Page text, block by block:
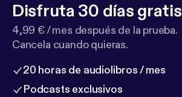
Disfruta 30 días gratis
4,99 € / mes después de la prueba.
Cancela cuando quieras.
20 horas de audiolibros / mes
Podcasts exclusivos